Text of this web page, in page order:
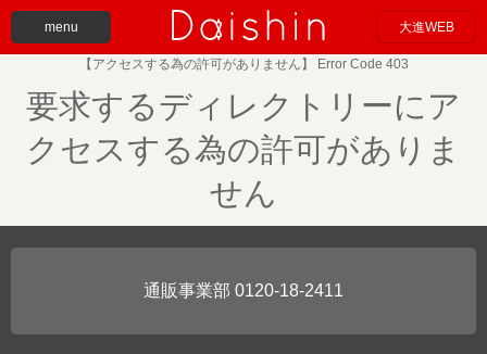
menu 大進WEB
【アクセスする為の許可がありません】 Error Code 403
要求するディレクトリーにア
クセスする為の許可がありま
せん
0120-18-2411